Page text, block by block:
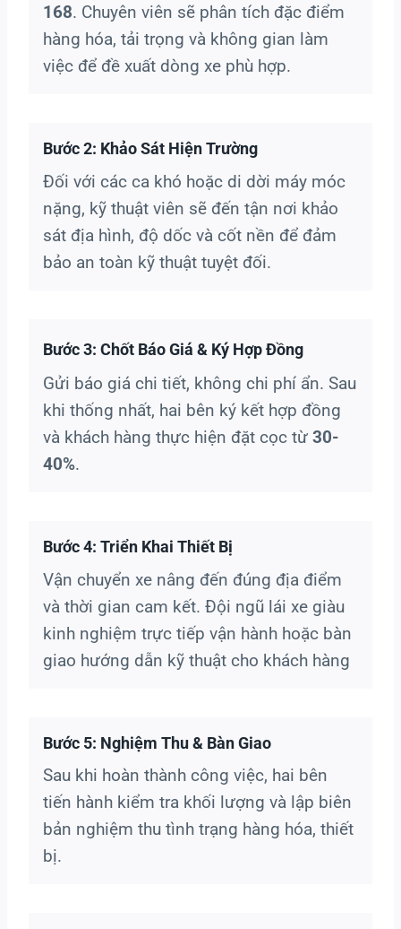
168. Chuyên viên sẽ phân tích đặc điểm
hàng hóa, tải trọng và không gian làm
việc để đề xuất dòng xe phù hợp.
Bước 2: Khảo Sát Hiện Trường
Đối với các ca khó hoặc di dời máy móc
nặng, kỹ thuật viên sẽ đến tận nơi khảo
sát địa hình, độ dốc và cốt nền để đảm
bảo an toàn kỹ thuật tuyệt đối.
Bước 3: Chốt Báo Giá & Ký Hợp Đồng
Gửi báo giá chi tiết, không chi phí ẩn. Sau
khi thống nhất, hai bên ký kết hợp đồng
và khách hàng thực hiện đặt cọc từ 30-
40%.
Bước 4: Triển Khai Thiết Bị
Vận chuyển xe nâng đến đúng địa điểm
và thời gian cam kết. Đội ngũ lái xe giàu
kinh nghiệm trực tiếp vận hành hoặc bàn
giao hướng dẫn kỹ thuật cho khách hàng
Bước 5: Nghiệm Thu & Bàn Giao
Sau khi hoàn thành công việc, hai bên
tiến hành kiểm tra khối lượng và lập biên
bản nghiệm thu tình trạng hàng hóa, thiết
bị.